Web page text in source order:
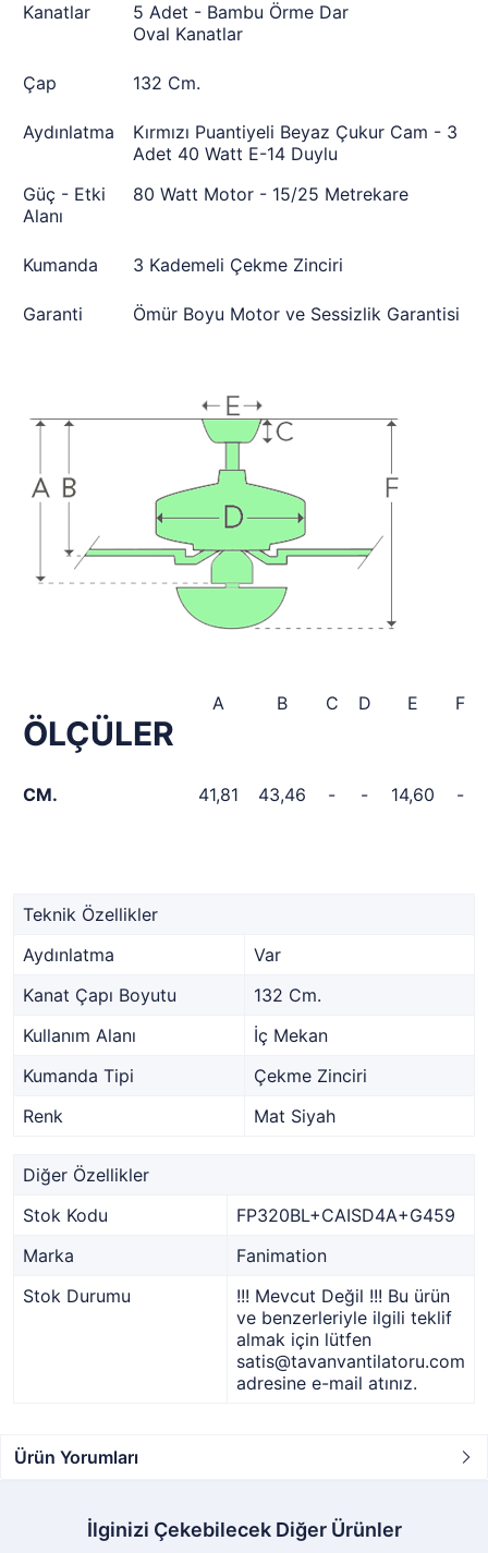
Kanatlar
5 Adet - Bambu Örme Dar
Oval Kanatlar
Çap 132 Cm.
Aydınlatma
Kırmızı Puantiyeli Beyaz Çukur Cam - 3
Adet 40 Watt E-14 Duylu
Güç - Etki
Alanı
80 Watt Motor - 15/25 Metrekare
Kumanda 3 Kademeli Çekme Zinciri
Garanti Ömür Boyu Motor ve Sessizlik Garantisi
ÖLÇÜLER
A B C D E F
CM. 41,81 43,46 - - 14,60 -
Teknik Özellikler
Aydınlatma
Var
Kanat Çapı Boyutu
132 Cm.
Kullanım Alanı
İç Mekan
Kumanda Tipi
Çekme Zinciri
Renk
Mat Siyah
Diğer Özellikler
Stok Kodu
FP320BL+CAISD4A+G459
Marka
Fanimation
Stok Durumu
!!! Mevcut Değil !!! Bu ürün
ve benzerleriyle ilgili teklif
almak için lütfen
satis@tavanvantilatoru.com
adresine e-mail atınız.
Ürün Yorumları
İlginizi Çekebilecek Diğer Ürünler